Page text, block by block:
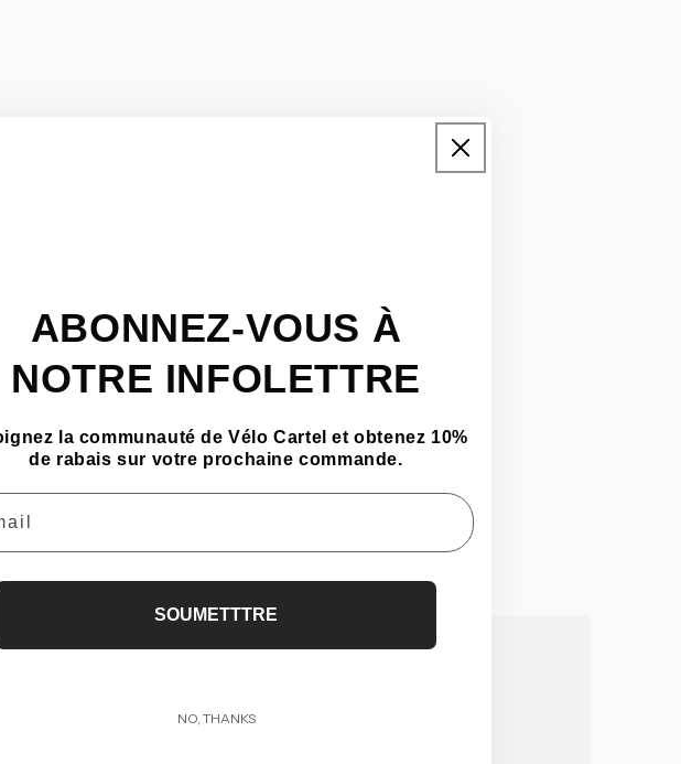
ABONNEZ-VOUS À
NOTRE INFOLETTRE
la communauté de Vélo Cartel et obtenez 10%
de rabais sur votre prochaine commande.
SOUMETTTRE
NO, THANKS